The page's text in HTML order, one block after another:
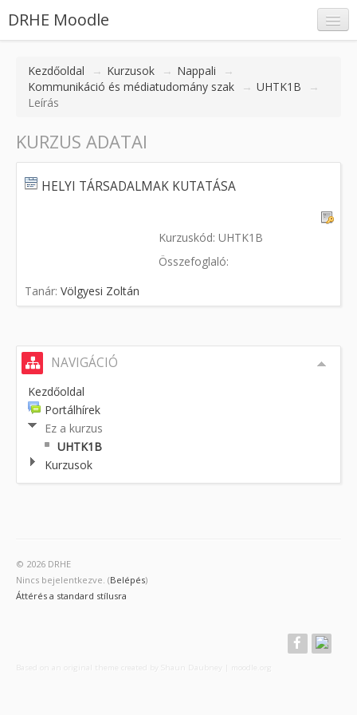
DRHE Moodle
Kezdőoldal → Kurzusok → Nappali
→
Kommunikáció és médiatudomány szak
→ UHTK1B
→
Leírás
KURZUS ADATAI
HELYI TÁRSADALMAK KUTATÁSA
Kurzuskód: UHTK1B
Összefoglaló:
Tanár: Völgyesi Zoltán
NAVIGÁCIÓ
Kezdőoldal
Portálhírek
Ez a kurzus
UHTK1B
Kurzusok
© 2026 DRHE
Nincs bejelentkezve. (Belépés)
Áttérés a standard stílusra